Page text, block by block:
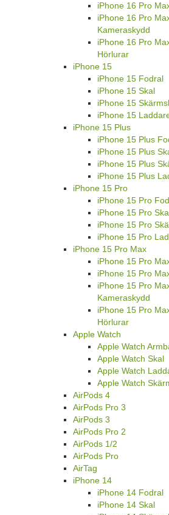
iPhone 16 Pro
iPhone 16 Pro
Kameraskydd
iPhone 16 Pro
Hörlurar
iPhone 15
iPhone 15 Fodral
iPhone 15 Skal
iPhone 15
iPhone 15
iPhone 15 Plus
iPhone 15 Plus
iPhone 15 Plus
iPhone 15 Plus
iPhone 15 Plus
iPhone 15 Pro
iPhone 15 Pro
iPhone 15 Pro
iPhone 15 Pro
iPhone 15 Pro
iPhone 15 Pro Max
iPhone 15 Pro
iPhone 15 Pro
iPhone 15 Pro
Kameraskydd
iPhone 15 Pro
Hörlurar
Apple Watch
Apple Watch
Apple Watch Skal
Apple Watch
Apple Watch
AirPods 4
AirPods Pro 3
AirPods 3
AirPods Pro 2
AirPods 1/2
AirPods Pro
AirTag
iPhone 14
iPhone 14 Fodral
iPhone 14 Skal